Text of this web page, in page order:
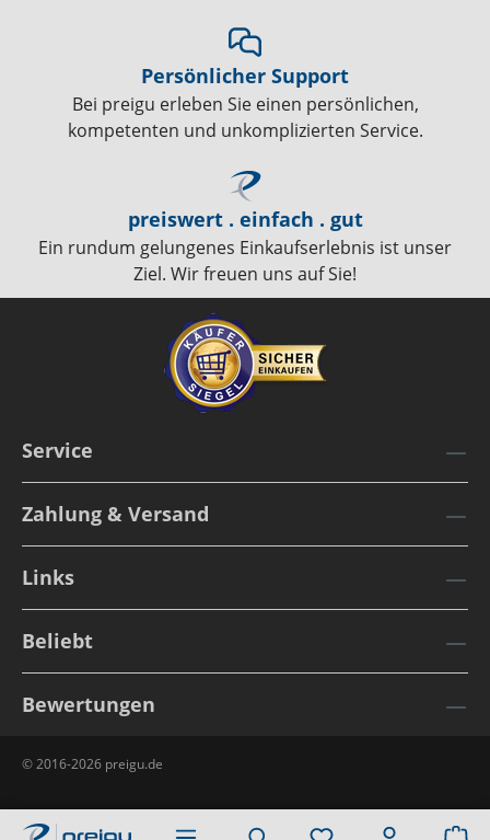
Persönlicher Support
Bei preigu erleben Sie einen persönlichen,
kompetenten und unkomplizierten Service.
preiswert . einfach . gut
Ein rundum gelungenes Einkaufserlebnis ist unser
Ziel. Wir freuen uns auf Sie!
Service
Zahlung & Versand
Links
Beliebt
Bewertungen
© 2016-2026 preigu.de